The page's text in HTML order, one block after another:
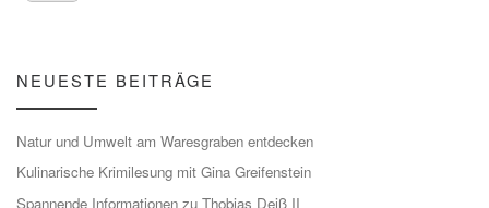
NEUESTE BEITRÄGE
Natur und Umwelt am Waresgraben entdecken
Kulinarische Krimilesung mit Gina Greifenstein
Spannende Informationen zu Thobias Deiß II